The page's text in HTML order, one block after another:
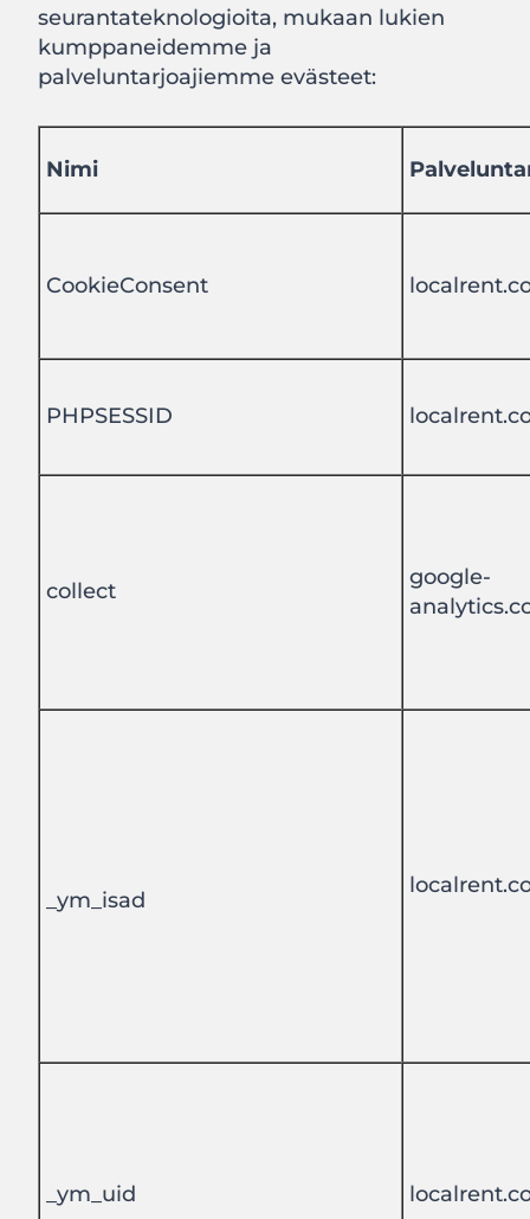
seurantateknologioita, mukaan lukien
kumppaneidemme ja
palveluntarjoajiemme evästeet:
Nimi
CookieConsent
PHPSESSID
collect
google-
_ym_isad
_ym_uid